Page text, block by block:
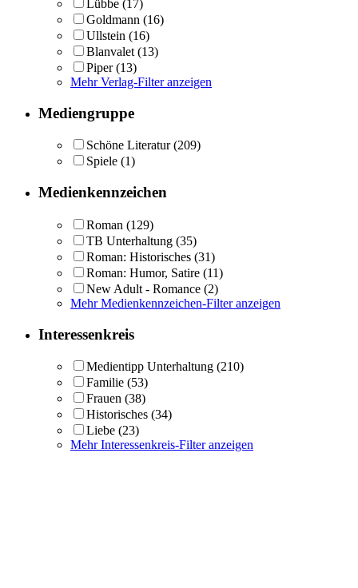
Lübbe (17)
Goldmann (16)
Ullstein (16)
Blanvalet (13)
Piper (13)
Mehr Verlag-Filter anzeigen
Mediengruppe
Schöne Literatur (209)
Spiele (1)
Medienkennzeichen
Roman (129)
TB Unterhaltung (35)
Roman: Historisches (31)
Roman: Humor, Satire (11)
New Adult - Romance (2)
Mehr Medienkennzeichen-Filter anzeigen
Interessenkreis
Medientipp Unterhaltung (210)
Familie (53)
Frauen (38)
Historisches (34)
Liebe (23)
Mehr Interessenkreis-Filter anzeigen